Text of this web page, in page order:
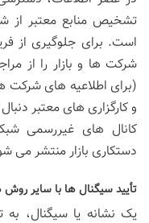
تشخیص منابع معتبر از
است. برای جلوگیری از
شرکت ها و بازار را از
(برای اطلاعیه های
و کارگزاری های معتبر
کانال های غیررسمی
دستکاری بازار منتشر می
تأیید سیگنال ها با سایر
یک نشانه یا سیگنال،